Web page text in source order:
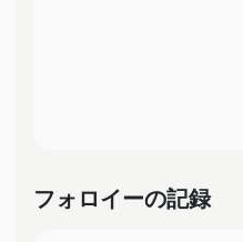
フォロイーの記録